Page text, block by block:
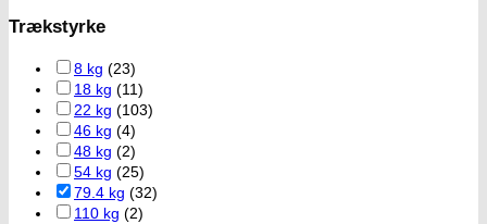
Trækstyrke
8 kg (23)
18 kg (11)
22 kg (103)
46 kg (4)
48 kg (2)
54 kg (25)
79.4 kg (32)
110 kg (2)